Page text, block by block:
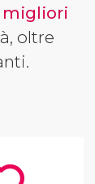
migliori
oltre